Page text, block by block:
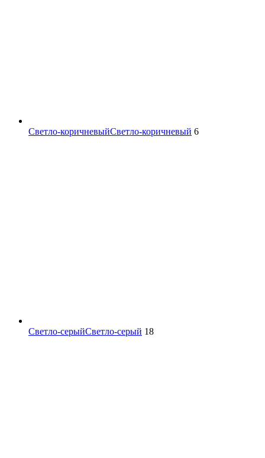
Светло-коричневыйСветло-коричневый 6
Светло-серыйСветло-серый 18